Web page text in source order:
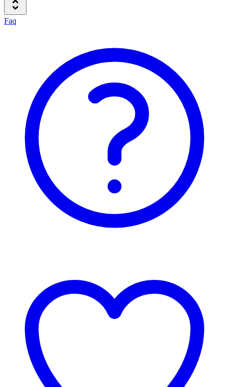
Faq